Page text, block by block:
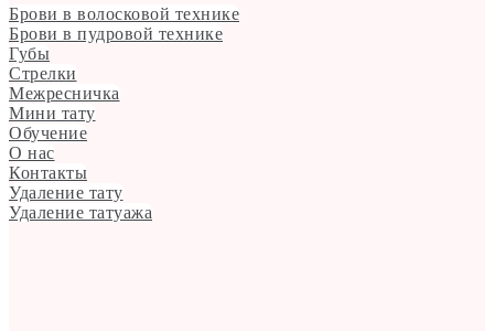
Брови в волосковой технике
Брови в пудровой технике
Губы
Стрелки
Межресничка
Мини тату
Обучение
О нас
Контакты
Удаление тату
Удаление татуажа